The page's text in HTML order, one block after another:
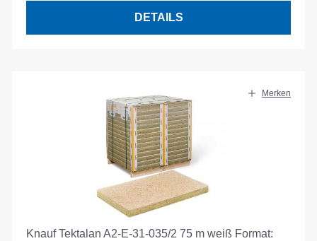
DETAILS
Merken
Knauf Tektalan A2-E-31-035/2 75 m weiß Format: